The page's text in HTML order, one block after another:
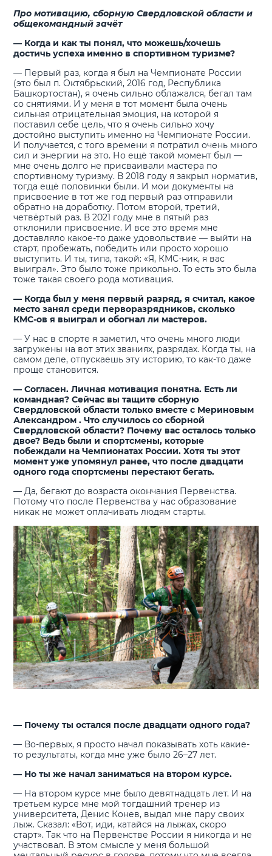
Про мотивацию, сборную Свердловской области и
общекомандный зачёт
— Когда и как ты понял, что можешь/хочешь
достичь успеха именно в спортивном туризме?
— Первый раз, когда я был на Чемпионате России
(это был п. Октябрьский, 2016 год, Республика
Башкортостан), я очень сильно облажался, бегал там
со снятиями. И у меня в тот момент была очень
сильная отрицательная эмоция, на которой я
поставил себе цель, что я очень сильно хочу
достойно выступить именно на Чемпионате России.
И получается, с того времени я потратил очень много
сил и энергии на это. Но ещё такой момент был —
мне очень долго не присваивали мастера по
спортивному туризму. В 2018 году я закрыл норматив,
тогда ещё половинки были. И мои документы на
присвоение в тот же год первый раз отправили
обратно на доработку. Потом второй, третий,
четвёртый раз. В 2021 году мне в пятый раз
отклонили присвоение. И все это время мне
доставляло какое-то даже удовольствие — выйти на
старт, пробежать, победить или просто хорошо
выступить. И ты, типа, такой: «Я, КМС-ник, я вас
выиграл». Это было тоже прикольно. То есть это была
тоже такая своего рода мотивация.
— Когда был у меня первый разряд, я считал, какое
место занял среди перворазрядников, сколько
КМС-ов я выиграл и обогнал ли мастеров.
— У нас в спорте я заметил, что очень много люди
загружены на вот этих званиях, разрядах. Когда ты, на
самом деле, отпускаешь эту историю, то как-то даже
проще становится.
— Согласен. Личная мотивация понятна. Есть ли
командная? Сейчас вы тащите сборную
Свердловской области только вместе с Мериновым
Александром . Что случилось со сборной
Свердловской области? Почему вас осталось только
двое? Ведь были и спортсмены, которые
побеждали на Чемпионатах России. Хотя ты этот
момент уже упомянул ранее, что после двадцати
одного года спортсмены перестают бегать.
— Да, бегают до возраста окончания Первенства.
Потому что после Первенства у нас образование
никак не может оплачивать людям старты.
— Почему ты остался после двадцати одного года?
— Во-первых, я просто начал показывать хоть какие-
то результаты, когда мне уже было 26–27 лет.
— Но ты же начал заниматься на втором курсе.
— На втором курсе мне было девятнадцать лет. И на
третьем курсе мне мой тогдашний тренер из
университета, Денис Конев, выдал мне пару своих
лыж. Сказал: «Вот, иди, катайся на лыжах, скоро
старт». Так что на Первенстве России я никогда и не
участвовал. В этом смысле у меня большой